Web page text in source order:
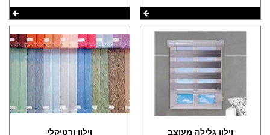
וילון גלילה מעוצב וילון ורטיקלי